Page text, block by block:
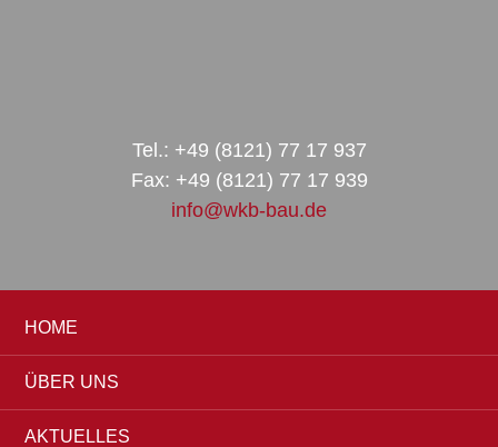
Tel.: +49 (8121) 77 17 937
Fax: +49 (8121) 77 17 939
info@wkb-bau.de
HOME
ÜBER UNS
AKTUELLES